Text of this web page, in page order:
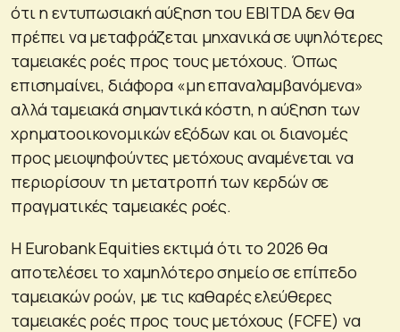
ότι η εντυπωσιακή αύξηση του EBITDA δεν θα
πρέπει να μεταφράζεται μηχανικά σε υψηλότερες
ταμειακές ροές προς τους μετόχους. Όπως
επισημαίνει, διάφορα «μη επαναλαμβανόμενα»
αλλά ταμειακά σημαντικά κόστη, η αύξηση των
χρηματοοικονομικών εξόδων και οι διανομές
προς μειοψηφούντες μετόχους αναμένεται να
περιορίσουν τη μετατροπή των κερδών σε
πραγματικές ταμειακές ροές.
Η Eurobank Equities εκτιμά ότι το 2026 θα
αποτελέσει το χαμηλότερο σημείο σε επίπεδο
ταμειακών ροών, με τις καθαρές ελεύθερες
ταμειακές ροές προς τους μετόχους (FCFE) να